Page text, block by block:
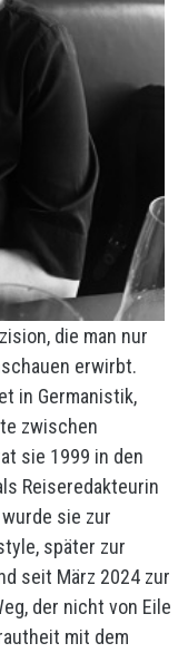
die man nur
erwirbt.
in Germanistik,
zwischen
sie 1999 in den
Reiseredakteurin
sie zur
später zur
seit März 2024 zur
der nicht von Eile
mit dem